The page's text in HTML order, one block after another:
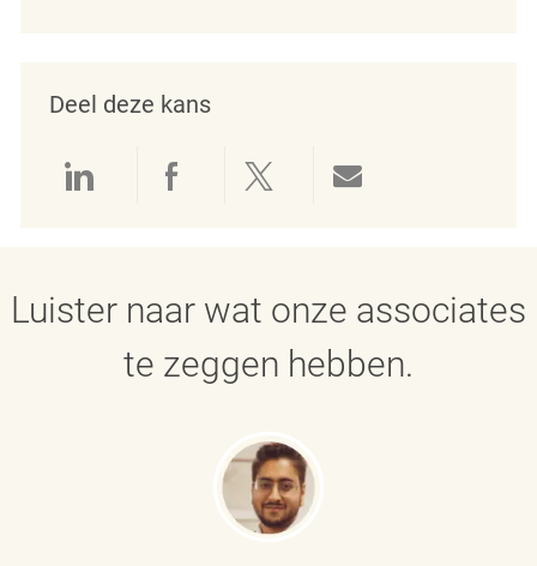
Deel deze kans
Delen via LinkedIn
Delen via Facebook
Delen via twitter
Luister naar wat onze associates
te zeggen hebben.